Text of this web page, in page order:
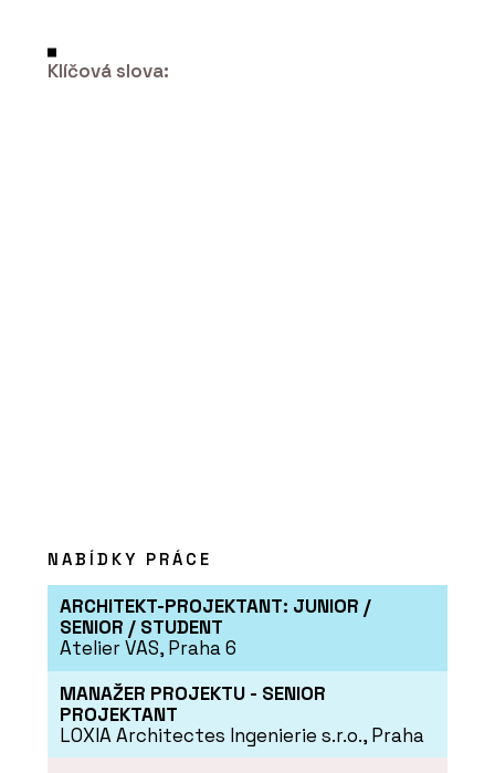
Klíčová slova:
NABÍDKY PRÁCE
ARCHITEKT-PROJEKTANT: JUNIOR /
SENIOR / STUDENT
Atelier VAS, Praha 6
MANAŽER PROJEKTU - SENIOR
PROJEKTANT
LOXIA Architectes Ingenierie s.r.o., Praha